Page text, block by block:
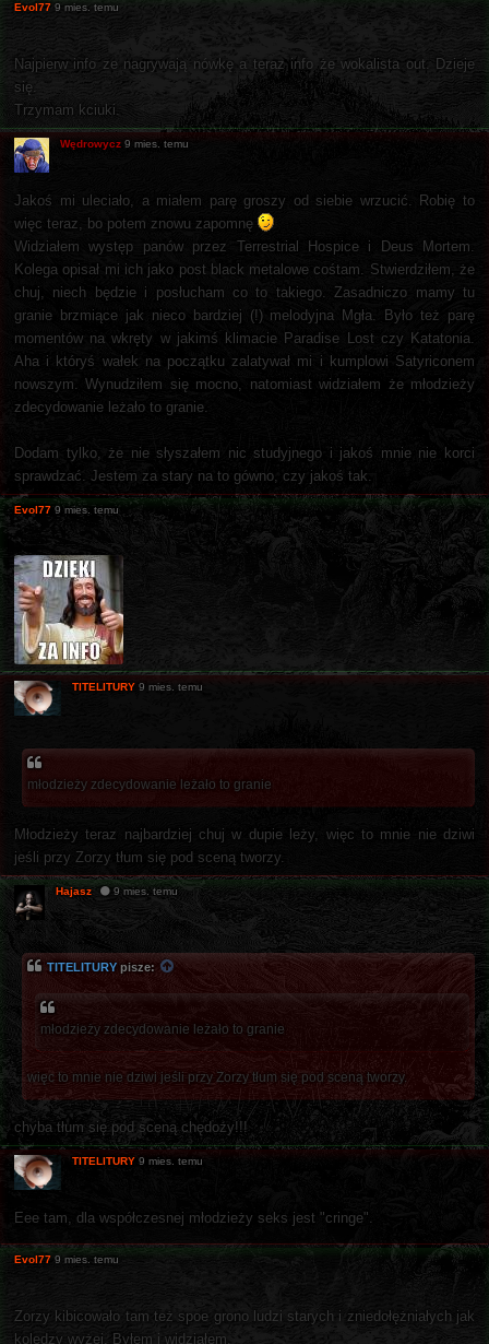
Evol77 9 mies. temu
Najpierw info ze nagrywają nówkę a teraz info że wokalista out. Dzieje
się.
Trzymam kciuki.
Wędrowycz 9 mies. temu
Jakoś mi uleciało, a miałem parę groszy od siebie wrzucić. Robię to
więc teraz, bo potem znowu zapomnę
Widziałem występ panów przez Terrestrial Hospice i Deus Mortem.
Kolega opisał mi ich jako post black metalowe cośtam. Stwierdziłem, że
chuj, niech będzie i posłucham co to takiego. Zasadniczo mamy tu
granie brzmiące jak nieco bardziej (!) melodyjna Mgła. Było też parę
momentów na wkręty w jakimś klimacie Paradise Lost czy Katatonia.
Aha i któryś wałek na początku zalatywał mi i kumplowi Satyriconem
nowszym. Wynudziłem się mocno, natomiast widziałem że młodzieży
zdecydowanie leżało to granie.
Dodam tylko, że nie słyszałem nic studyjnego i jakoś mnie nie korci
sprawdzać. Jestem za stary na to gówno, czy jakoś tak.
Evol77 9 mies. temu
TITELITURY 9 mies. temu
młodzieży zdecydowanie leżało to granie
Młodzieży teraz najbardziej chuj w dupie leży, więc to mnie nie dziwi
jeśli przy Zorzy tłum się pod sceną tworzy.
Hajasz 9 mies. temu
TITELITURY pisze:
młodzieży zdecydowanie leżało to granie
więc to mnie nie dziwi jeśli przy Zorzy tłum się pod sceną tworzy.
chyba tłum się pod sceną chędoży!!!
TITELITURY 9 mies. temu
Eee tam, dla współczesnej młodzieży seks jest "cringe".
Evol77 9 mies. temu
Zorzy kibicowało tam też spoe grono ludzi starych i zniedołężniałych jak
koledzy wyżej. Byłem i widziałem.